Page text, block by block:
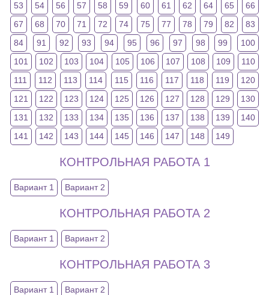
53
54 56 57 58 59 60 61 62 64 65
66
67
68 70 71 72 74 75 77 78 79 82
83
84
91 92 93 94 95 96 97 98 99
100
101
102 103 104 105 106 107 108 109
110
111
112 113 114 115 116 117 118 119
120
121
122 123 124 125 126 127 128 129
130
131
132 133 134 135 136 137 138 139
140
141
142 143 144 145 146 147 148 149
КОНТРОЛЬНАЯ РАБОТА 1
Вариант 1 Вариант 2
КОНТРОЛЬНАЯ РАБОТА 2
Вариант 1 Вариант 2
КОНТРОЛЬНАЯ РАБОТА 3
Вариант 1 Вариант 2